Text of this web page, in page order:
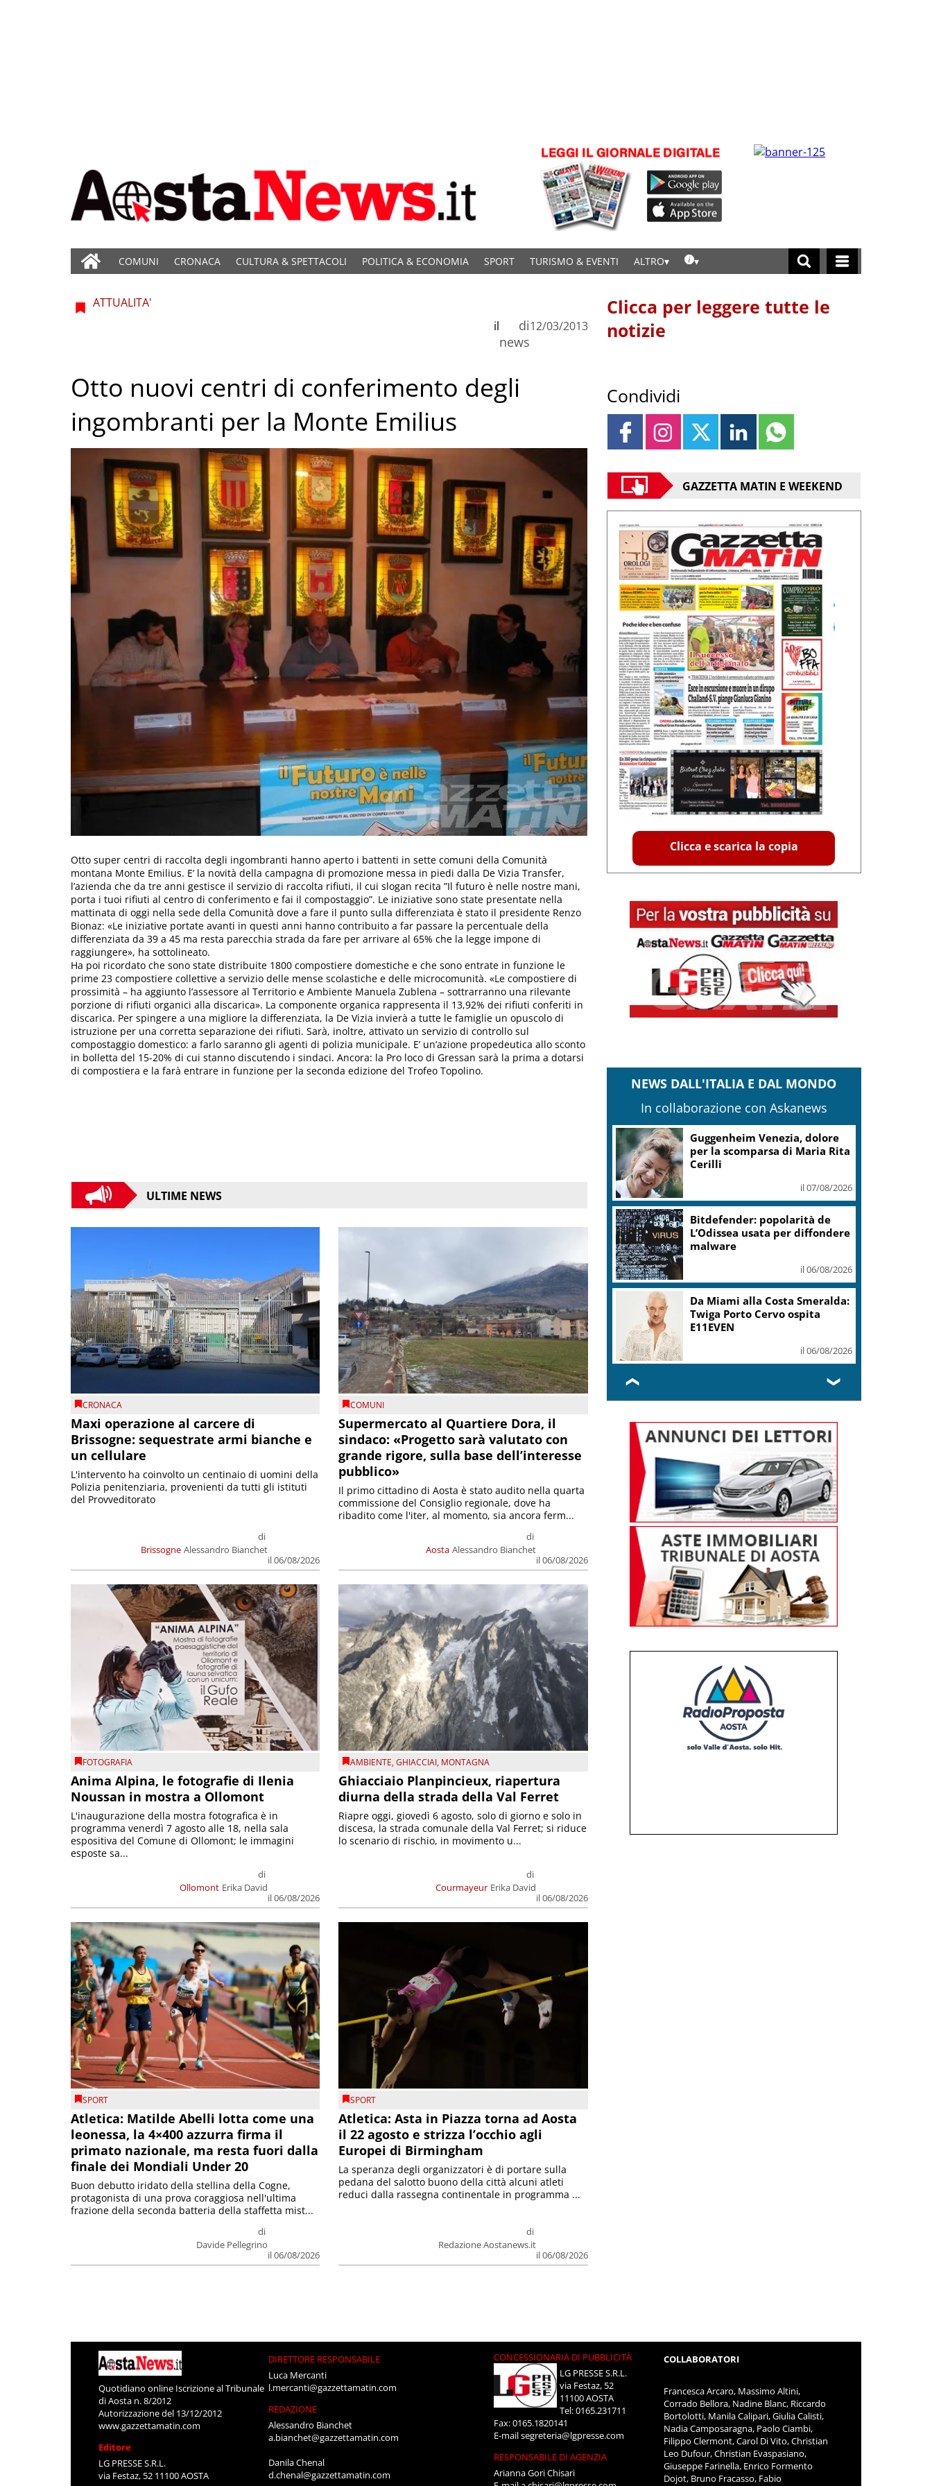
COMUNI CRONACA CULTURA & SPETTACOLI POLITICA & ECONOMIA SPORT TURISMO & EVENTI ALTRO
ATTUALITA'
di
news
il 12/03/2013
Otto nuovi centri di conferimento degli
ingombranti per la Monte Emilius
Otto super centri di raccolta degli ingombranti hanno aperto i battenti in sette comuni della Comunità
montana Monte Emilius. E’ la novità della campagna di promozione messa in piedi dalla De Vizia Transfer,
l’azienda che da tre anni gestisce il servizio di raccolta rifiuti, il cui slogan recita ”Il futuro è nelle nostre mani,
porta i tuoi rifiuti al centro di conferimento e fai il compostaggio”. Le iniziative sono state presentate nella
mattinata di oggi nella sede della Comunità dove a fare il punto sulla differenziata è stato il presidente Renzo
Bionaz: «Le iniziative portate avanti in questi anni hanno contribuito a far passare la percentuale della
differenziata da 39 a 45 ma resta parecchia strada da fare per arrivare al 65% che la legge impone di
raggiungere», ha sottolineato.
Ha poi ricordato che sono state distribuite 1800 compostiere domestiche e che sono entrate in funzione le
prime 23 compostiere collettive a servizio delle mense scolastiche e delle microcomunità. «Le compostiere di
prossimità – ha aggiunto l’assessore al Territorio e Ambiente Manuela Zublena – sottrarranno una rilevante
porzione di rifiuti organici alla discarica». La componente organica rappresenta il 13,92% dei rifiuti conferiti in
discarica. Per spingere a una migliore la differenziata, la De Vizia invierà a tutte le famiglie un opuscolo di
istruzione per una corretta separazione dei rifiuti. Sarà, inoltre, attivato un servizio di controllo sul
compostaggio domestico: a farlo saranno gli agenti di polizia municipale. E’ un’azione propedeutica allo sconto
in bolletta del 15-20% di cui stanno discutendo i sindaci. Ancora: la Pro loco di Gressan sarà la prima a dotarsi
di compostiera e la farà entrare in funzione per la seconda edizione del Trofeo Topolino.
ULTIME NEWS
CRONACA
Maxi operazione al carcere di
Brissogne: sequestrate armi bianche e
un cellulare
Brissogne
di
Alessandro Bianchet
il 06/08/2026
L'intervento ha coinvolto un centinaio di uomini della
Polizia penitenziaria, provenienti da tutti gli istituti
del Provveditorato
COMUNI
Supermercato al Quartiere Dora, il
sindaco: «Progetto sarà valutato con
grande rigore, sulla base dell’interesse
pubblico»
Aosta
di
Alessandro Bianchet
il 06/08/2026
Il primo cittadino di Aosta è stato audito nella quarta
commissione del Consiglio regionale, dove ha
ribadito come l'iter, al momento, sia ancora ferm...
FOTOGRAFIA
Anima Alpina, le fotografie di Ilenia
Noussan in mostra a Ollomont
Ollomont
di
Erika David
il 06/08/2026
L'inaugurazione della mostra fotografica è in
programma venerdì 7 agosto alle 18, nella sala
espositiva del Comune di Ollomont; le immagini
esposte sa...
AMBIENTE,GHIACCIAI, MONTAGNA
Ghiacciaio Planpincieux, riapertura
diurna della strada della Val Ferret
Courmayeur
di
Erika David
il 06/08/2026
Riapre oggi, giovedì 6 agosto, solo di giorno e solo in
discesa, la strada comunale della Val Ferret; si riduce
lo scenario di rischio, in movimento u...
SPORT
Atletica: Matilde Abelli lotta come una
leonessa, la 4×400 azzurra firma il
primato nazionale, ma resta fuori dalla
finale dei Mondiali Under 20
di
Davide Pellegrino
il 06/08/2026
Buon debutto iridato della stellina della Cogne,
protagonista di una prova coraggiosa nell'ultima
frazione della seconda batteria della staffetta mist...
SPORT
Atletica: Asta in Piazza torna ad Aosta
il 22 agosto e strizza l’occhio agli
Europei di Birmingham
di
Redazione Aostanews.it
il 06/08/2026
La speranza degli organizzatori è di portare sulla
pedana del salotto buono della città alcuni atleti
reduci dalla rassegna continentale in programma ...
Clicca per leggere tutte le
notizie
Condividi
GAZZETTA MATIN E WEEKEND
Clicca e scarica la copia
NEWS DALL'ITALIA E DAL MONDO
In collaborazione con Askanews
Guggenheim Venezia, dolore
per la scomparsa di Maria Rita
Cerilli
il 07/08/2026
Bitdefender: popolarità de
L’Odissea usata per diffondere
malware
il 06/08/2026
Da Miami alla Costa Smeralda:
Twiga Porto Cervo ospita
E11EVEN
il 06/08/2026
❮ ❯
Quotidiano online Iscrizione al Tribunale
di Aosta n. 8/2012
Autorizzazione del 13/12/2012
www.gazzettamatin.com
Editore
LG PRESSE S.R.L.
via Festaz, 52 11100 AOSTA
DIRETTORE RESPONSABILE
Luca Mercanti
l.mercanti@gazzettamatin.com
REDAZIONE
Alessandro Bianchet
a.bianchet@gazzettamatin.com
Danila Chenal
d.chenal@gazzettamatin.com
CONCESSIONARIA DI PUBBLICITÀ
LG PRESSE S.R.L.
via Festaz, 52
11100 AOSTA
Tel: 0165.231711
Fax: 0165.1820141
E-mailsegreteria@lgpresse.com
RESPONSABILE DI AGENZIA
Arianna Gori Chisari
COLLABORATORI
Francesca Arcaro, Massimo Altini,
Corrado Bellora, Nadine Blanc, Riccardo
Bortolotti, Manila Calipari, Giulia Calisti,
Nadia Camposaragna, Paolo Ciambi,
Filippo Clermont, Carol Di Vito, Christian
Leo Dufour, Christian Evaspasiano,
Giuseppe Farinella, Enrico Formento
Dojot, Bruno Fracasso, Fabio